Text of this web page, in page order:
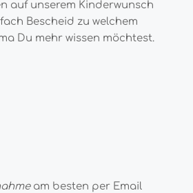
auf unserem Kinderwunsch
Bescheid zu welchem
Du mehr wissen möchtest.
am besten per Email